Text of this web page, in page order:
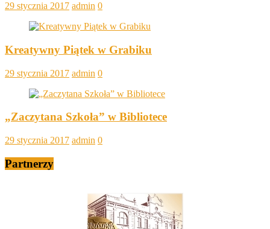
29 stycznia 2017 admin 0
Kreatywny Piątek w Grabiku
29 stycznia 2017 admin 0
„Zaczytana Szkoła” w Bibliotece
29 stycznia 2017 admin 0
Partnerzy